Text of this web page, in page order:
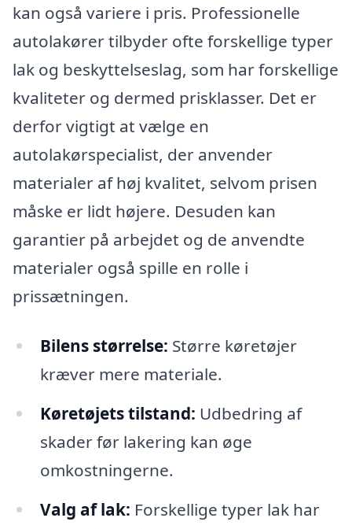
kan også variere i pris. Professionelle
autolakører tilbyder ofte forskellige typer
lak og beskyttelseslag, som har forskellige
kvaliteter og dermed prisklasser. Det er
derfor vigtigt at vælge en
autolakørspecialist, der anvender
materialer af høj kvalitet, selvom prisen
måske er lidt højere. Desuden kan
garantier på arbejdet og de anvendte
materialer også spille en rolle i
prissætningen.
Bilens størrelse: Større køretøjer
kræver mere materiale.
Køretøjets tilstand: Udbedring af
skader før lakering kan øge
omkostningerne.
Valg af lak: Forskellige typer lak har